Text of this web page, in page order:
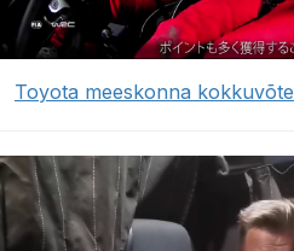
Toyota meeskonna